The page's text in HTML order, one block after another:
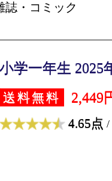
誌・コミック
小学一年生 2025
送料無料 2,449
4.65点 /